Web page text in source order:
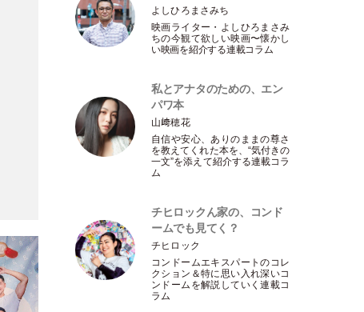
よしひろまさみち
映画ライター ・ よしひろまさみ
ちの今観て欲しい映画〜懐かし
い映画を紹介する連載コラム
私とアナタのための、エン
パワ本
山﨑穂花
自信や安心、ありのままの尊さ
を教えてくれた本を、“気付きの
一文”を添えて紹介する連載コラ
ム
チヒロックん家の、コンド
ームでも見てく？
チヒロック
コンドームエキスパートのコレ
クション＆特に思い入れ深いコ
ンドームを解説していく連載コ
ラム